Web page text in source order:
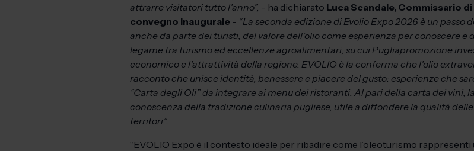
attrarre visitatori tutto l’anno”, - ha dichiarato Luca Scandale, Commissario
convegno inaugurale - “La seconda edizione di Evolio Expo 2026 è un passo
anche da parte dei turisti, del valore dell’olio come esperienza per conoscere e
legame tra turismo ed eccellenze agroalimentari, su cui Pugliapromozione
economico e l’attrattività della regione. EVOLIO è la conferma che l’olio
racconto che unisce identità, benessere e piacere del gusto: esperienze che
“Carta degli Oli” da integrare ai menu dei ristoranti. Al pari della carta dei vini,
conoscenza della tradizione culinaria pugliese, utile a diffondere la qualità
territori”.
“EVOLIO Expo è il contesto ideale per ribadire come l’oleoturismo